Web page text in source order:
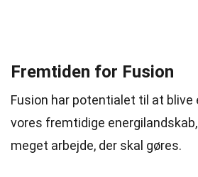
Fremtiden for Fusion
Fusion har potentialet til at blive
vores fremtidige
meget arbejde, der skal gøres.